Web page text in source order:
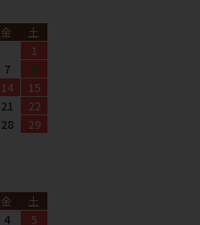
金
土
1
7
8
14
15
21
22
28
29
金
土
4 5